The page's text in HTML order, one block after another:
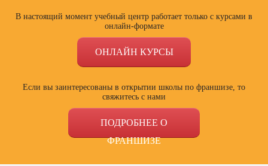
В настоящий момент учебный центр работает только с курсами в
онлайн-формате
ОНЛАЙН КУРСЫ
Если вы заинтересованы в открытии школы по франшизе, то
свяжитесь с нами
ПОДРОБНЕЕ О
ФРАНШИЗЕ